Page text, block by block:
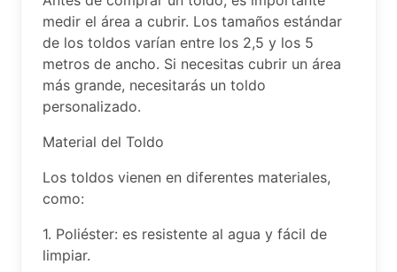
medir el área a cubrir. Los tamaños estándar
de los toldos varían entre los 2,5 y los 5
metros de ancho. Si necesitas cubrir un área
más grande, necesitarás un toldo
personalizado.
Material del Toldo
Los toldos vienen en diferentes materiales,
como:
1. Poliéster: es resistente al agua y fácil de
limpiar.